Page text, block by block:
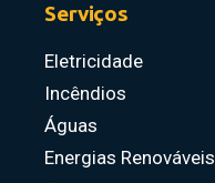
Serviços
Eletricidade
Incêndios
Águas
Energias Renováveis